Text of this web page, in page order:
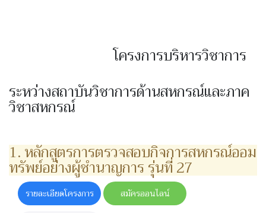
โครงการบริหารวิชาการ
ระหว่างสถาบันวิชาการด้านสหกรณ์และภาค
วิชาสหกรณ์
1. หลักสูตรการตรวจสอบกิจการสหกรณ์ออม
ทรัพย์อย่างผู้ชำนาญการ รุ่นที่ 27
รายละเอียดโครงการ สมัครออนไลน์